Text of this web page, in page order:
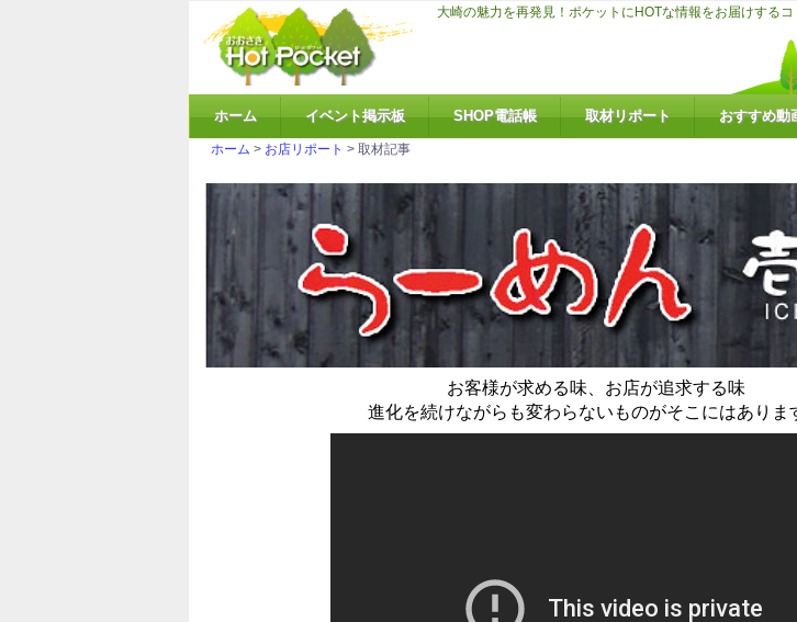
大崎の魅力を再発見！ポケットにHOTな情報をお届けする
ホーム イベント掲示板 SHOP電話帳 取材リポート おすすめ動
ホーム > お店リポート > 取材記事